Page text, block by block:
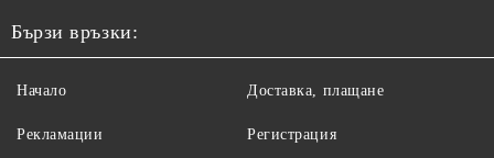
Бързи връзки:
Начало
Рекламации
Доставка, плащане
Регистрация